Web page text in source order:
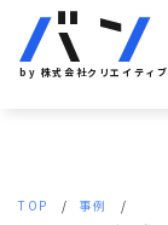
by 株式会社クリエイティブ
TOP
事例